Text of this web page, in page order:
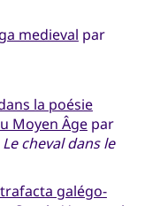
medieval par
la poésie
Moyen Âgepar
Le cheval dans le
galégo-